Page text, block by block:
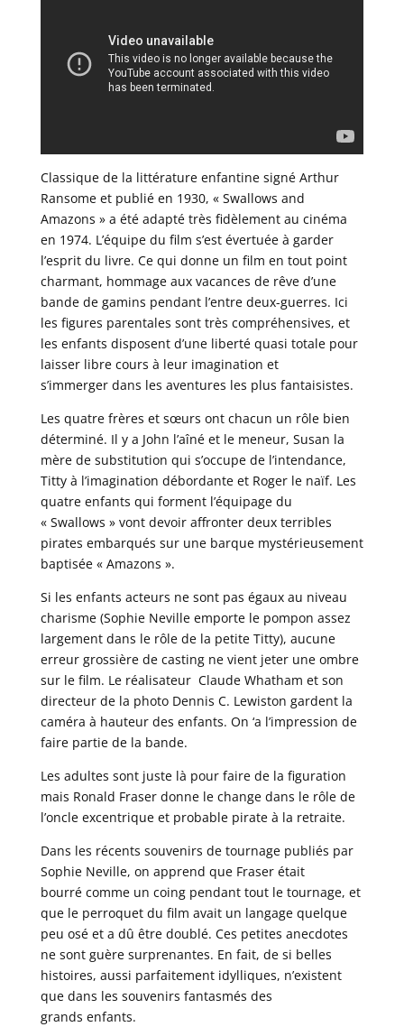
Classique de la littérature enfantine signé Arthur
Ransome et publié en 1930, « Swallows and
Amazons » a été adapté très fidèlement au cinéma
en 1974. L’équipe du film s’est évertuée à garder
l’esprit du livre. Ce qui donne un film en tout point
charmant, hommage aux vacances de rêve d’une
bande de gamins pendant l’entre deux-guerres. Ici
les figures parentales sont très compréhensives, et
les enfants disposent d’une liberté quasi totale pour
laisser libre cours à leur imagination et
s’immerger dans les aventures les plus fantaisistes.
Les quatre frères et sœurs ont chacun un rôle bien
déterminé. Il y a John l’aîné et le meneur, Susan la
mère de substitution qui s’occupe de l’intendance,
Titty à l’imagination débordante et Roger le naïf. Les
quatre enfants qui forment l’équipage du
« Swallows » vont devoir affronter deux terribles
pirates embarqués sur une barque mystérieusement
baptisée « Amazons ».
Si les enfants acteurs ne sont pas égaux au niveau
charisme (Sophie Neville emporte le pompon assez
largement dans le rôle de la petite Titty), aucune
erreur grossière de casting ne vient jeter une ombre
sur le film. Le réalisateur Claude Whatham et son
directeur de la photo Dennis C. Lewiston gardent la
caméra à hauteur des enfants. On ‘a l’impression de
faire partie de la bande.
Les adultes sont juste là pour faire de la figuration
mais Ronald Fraser donne le change dans le rôle de
l’oncle excentrique et probable pirate à la retraite.
Dans les récents souvenirs de tournage publiés par
Sophie Neville, on apprend que Fraser était
bourré comme un coing pendant tout le tournage, et
que le perroquet du film avait un langage quelque
peu osé et a dû être doublé. Ces petites anecdotes
ne sont guère surprenantes. En fait, de si belles
histoires, aussi parfaitement idylliques, n’existent
que dans les souvenirs fantasmés des
grands enfants.